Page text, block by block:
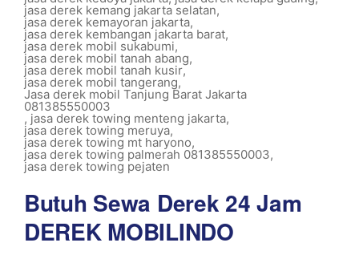
jasa derek kemang jakarta selatan,
jasa derek kemayoran jakarta,
jasa derek kembangan jakarta barat,
jasa derek mobil sukabumi,
jasa derek mobil tanah abang,
jasa derek mobil tanah kusir,
jasa derek mobil tangerang,
Jasa derek mobil Tanjung Barat Jakarta
081385550003
, jasa derek towing menteng jakarta,
jasa derek towing meruya,
jasa derek towing mt haryono,
jasa derek towing palmerah 081385550003,
jasa derek towing pejaten
Butuh Sewa Derek 24 Jam
DEREK MOBILINDO